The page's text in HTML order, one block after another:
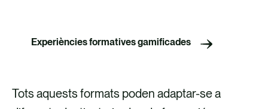
Experiències formatives gamificades
Tots aquests formats poden adaptar-se a